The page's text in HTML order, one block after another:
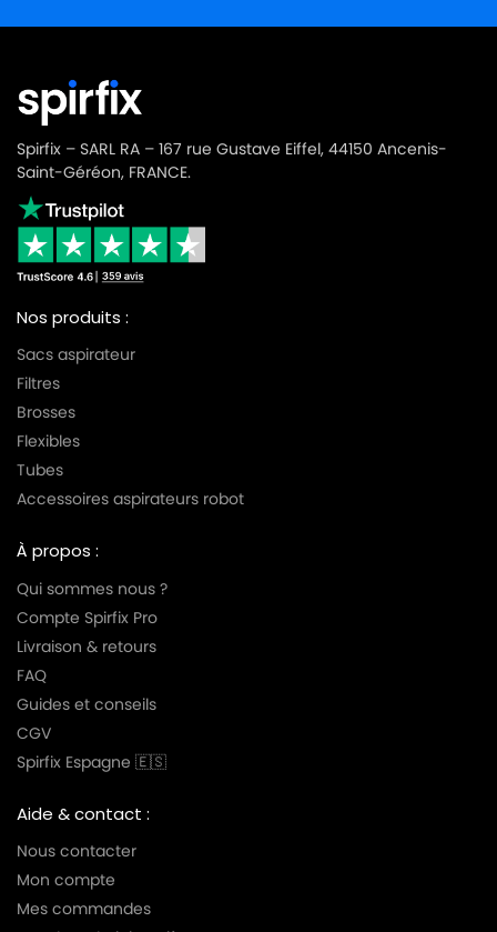
Spirfix – SARL RA – 167 rue Gustave Eiffel, 44150 Ancenis-
Saint-Géréon, FRANCE.
Nos produits :
Sacs aspirateur
Filtres
Brosses
Flexibles
Tubes
Accessoires aspirateurs robot
À propos :
Qui sommes nous ?
Compte Spirfix Pro
Livraison & retours
FAQ
Guides et conseils
CGV
Spirfix Espagne 🇪🇸
Aide & contact :
Nous contacter
Mon compte
Mes commandes